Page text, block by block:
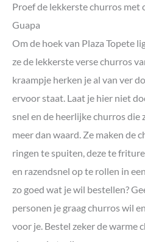
Proef de lekkerste churros met
Guapa
Om de hoek van Plaza Topete
ze de lekkerste verse churros
kraampje herken je al van ver
ervoor staat. Laat je hier niet
snel en de heerlijke churros die
meer dan waard. Ze maken de
ringen te spuiten, deze te
en razendsnel op te rollen in
zo goed wat je wil bestellen?
personen je graag churros wil
voor je. Bestel zeker de warme